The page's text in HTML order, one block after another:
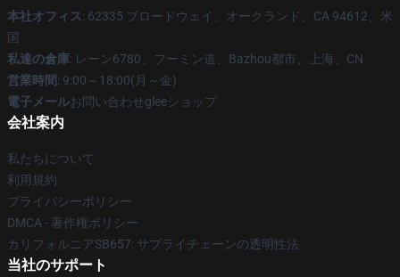
本社オフィス: 62335 ブロードウェイ、オークランド、CA 94612、米
国
私達の倉庫: レーン6780、フーミン道、Bazhou都市、上海、CN
営業時間: 9:00～18:00(月～金)
電子メールお問い合わせgleeショップ
会社案内
私たちについて
利用規約
プライバシーポリシー
DMCA - 著作権ポリシー
カリフォルニアSB657: サプライチェーンの透明性法
当社のサポート